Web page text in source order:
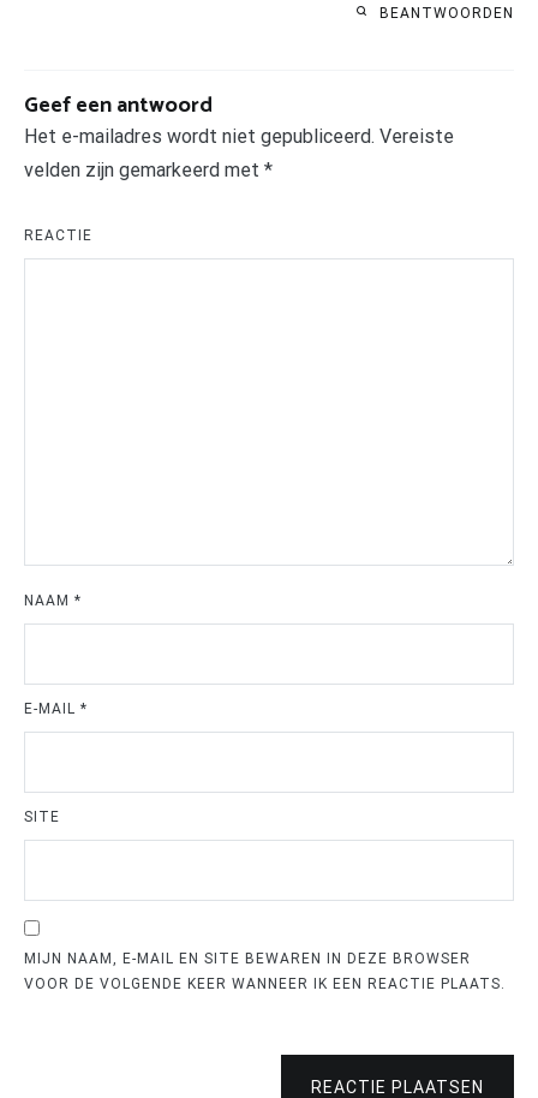
BEANTWOORDEN
Geef een antwoord
Het e-mailadres wordt niet gepubliceerd. Vereiste
velden zijn gemarkeerd met *
REACTIE
NAAM *
E-MAIL *
SITE
MIJN NAAM, E-MAIL EN SITE BEWAREN IN DEZE BROWSER
VOOR DE VOLGENDE KEER WANNEER IK EEN REACTIE PLAATS.
REACTIE PLAATSEN